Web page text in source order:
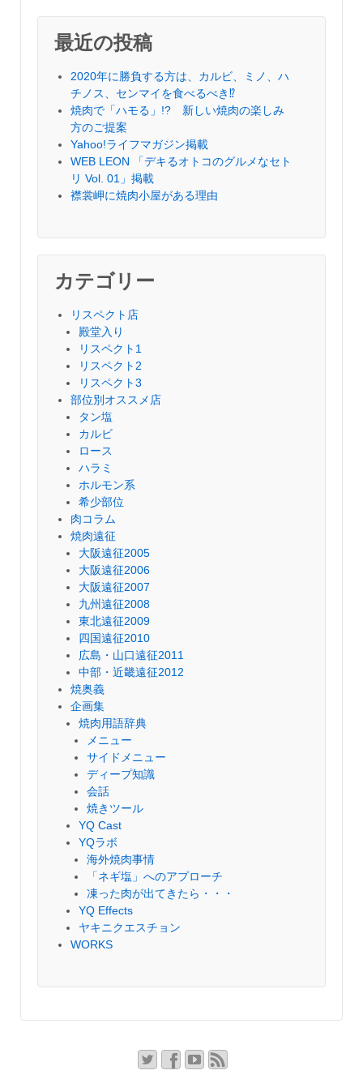
最近の投稿
2020年に勝負する方は、カルビ、ミノ、ハ
チノス、センマイを食べるべき⁉︎
焼肉で「ハモる」!? 新しい焼肉の楽しみ
方のご提案
Yahoo!ライフマガジン掲載
WEB LEON 「デキるオトコのグルメなセト
リ Vol. 01」掲載
襟裳岬に焼肉小屋がある理由
カテゴリー
リスペクト店
殿堂入り
リスペクト1
リスペクト2
リスペクト3
部位別オススメ店
タン塩
カルビ
ロース
ハラミ
ホルモン系
希少部位
肉コラム
焼肉遠征
大阪遠征2005
大阪遠征2006
大阪遠征2007
九州遠征2008
東北遠征2009
四国遠征2010
広島・山口遠征2011
中部・近畿遠征2012
焼奥義
企画集
焼肉用語辞典
メニュー
サイドメニュー
ディープ知識
会話
焼きツール
YQ Cast
YQラボ
海外焼肉事情
「ネギ塩」へのアプローチ
凍った肉が出てきたら・・・
YQ Effects
ヤキニクエスチョン
WORKS